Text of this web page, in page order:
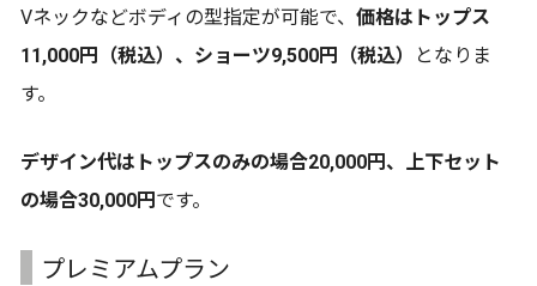
Vネックなどボディの型指定が可能で、 価格はトップス
11,000円（税込）、ショーツ9,500円（税込）
となりま
す。
デザイン代はトップスのみの場合20,000円、上下セット
の場合30,000円 です。
プレミアムプラン